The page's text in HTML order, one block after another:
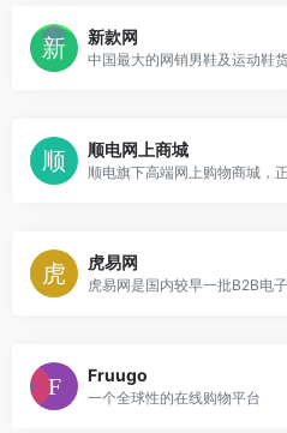
新款网
中国最大的网销男鞋及运动鞋
顺电网上商城
顺电旗下高端网上购物商城，
虎易网
虎易网是国内较早一批B2B电
Fruugo
一个全球性的在线购物平台